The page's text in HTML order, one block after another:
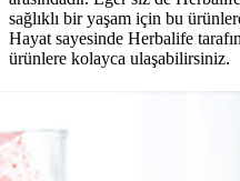
sağlıklı bir yaşam için bu
Hayat sayesinde Herbalife
ürünlere kolayca ulaşabilirsiniz.